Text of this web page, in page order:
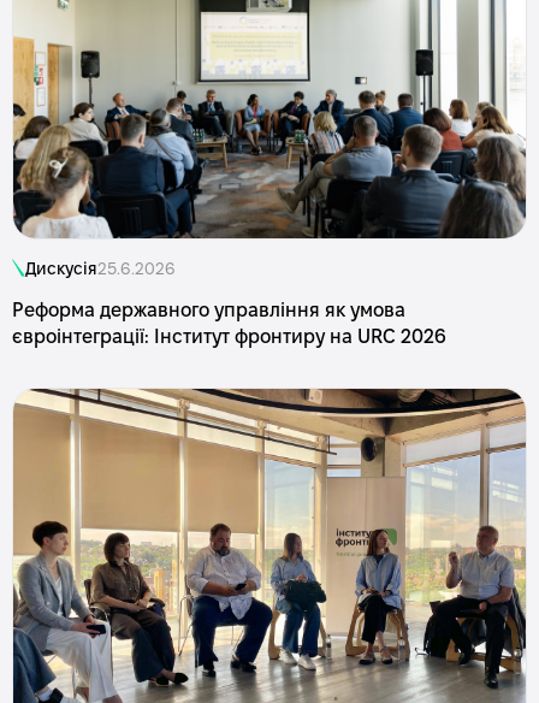
Дискусія25.6.2026
Реформа державного управління як умова
євроінтеграції: Інститут фронтиру на URC 2026